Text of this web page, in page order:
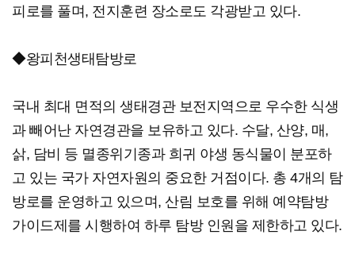
피로를 풀며, 전지훈련 장소로도 각광받고 있다.
◆왕피천생태탐방로
국내 최대 면적의 생태경관 보전지역으로 우수한 식생
과 빼어난 자연경관을 보유하고 있다. 수달, 산양, 매,
삵, 담비 등 멸종위기종과 희귀 야생 동식물이 분포하
고 있는 국가 자연자원의 중요한 거점이다. 총 4개의 탐
방로를 운영하고 있으며, 산림 보호를 위해 예약탐방
가이드제를 시행하여 하루 탐방 인원을 제한하고 있다.